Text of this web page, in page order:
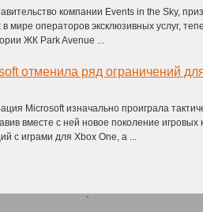
компании Events in the Sky,
мире операторов эксклюзивных услуг,
ЖК Park Avenue ...
отменила ряд ограничений
Microsoft изначально проиграла
вместе с ней новое поколение
с играми для Xbox One, а ...
`